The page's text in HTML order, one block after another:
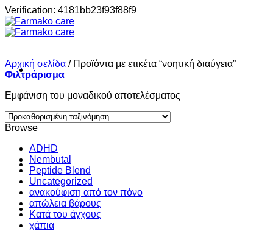
Verification: 4181bb23f93f88f9Μετάβαση
Σπίτι
Shop
About
Αρχική σελίδα /Προϊόντα με ετικέτα “νοητική διαύγεια”
Φιλτράρισμα
Εμφάνιση του μοναδικού αποτελέσματος
Browse
ADHD
Nembutal
Peptide Blend
Uncategorized
ανακούφιση από τον πόνο
απώλεια βάρους
Κατά του άγχους
χάπια